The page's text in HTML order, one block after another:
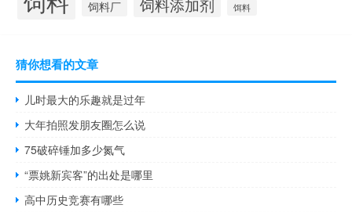
饲料厂 饲料添加剂 饵料
猜你想看的文章
儿时最大的乐趣就是过年
大年拍照发朋友圈怎么说
75破碎锤加多少氮气
“票姚新宾客”的出处是哪里
高中历史竞赛有哪些